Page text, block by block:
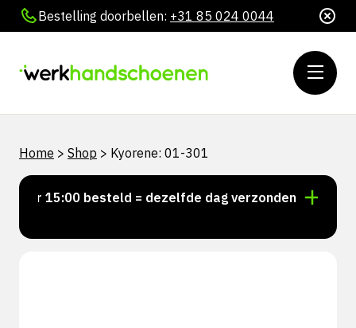
Bestelling doorbellen: +31 85 024 0044
Home > Shop > Kyorene: 01-301
15:00 besteld = dezelfde dag verzonden